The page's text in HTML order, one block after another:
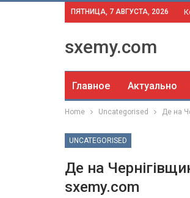
ПЯТНИЦА, 7 АВГУСТА, 2026
sxemy.com
Главное Актуально
Home Uncategorised Де на
UNCATEGORISED
Де на
sxemy.com